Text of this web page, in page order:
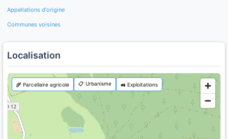
Appellations d'origine
Communes voisines
Localisation
🌾 Parcellaire agricole 📋 Urbanisme 🚜 Exploitations